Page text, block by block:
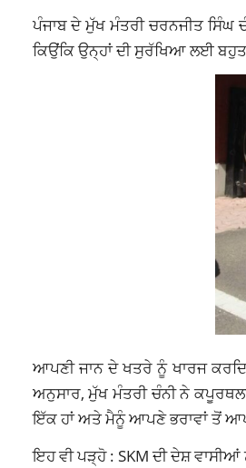
ਪੰਜਾਬ ਦੇ ਮੁੱਖ ਮੰਤਰੀ ਚਰਨਜੀਤ ਸਿੰਘ
ਕਿਉਂਕਿ ਉਨ੍ਹਾਂ ਦੀ ਸੁਰੱਖਿਆ ਲਈ ਬਹੁਤ
ਆਪਣੀ ਜਾਨ ਦੇ ਖਤਰੇ ਨੂੰ ਖਾਰਜ
ਅਨੁਸਾਰ, ਮੁੱਖ ਮੰਤਰੀ ਚੰਨੀ ਨੇ
ਇੱਕ ਹਾਂ ਅਤੇ ਮੈਨੂੰ ਆਪਣੇ ਭਰਾਵਾਂ ਤੋਂ
ਇਹ ਵੀ ਪੜ੍ਹੋ : SKM ਦੀ ਦੇਸ਼